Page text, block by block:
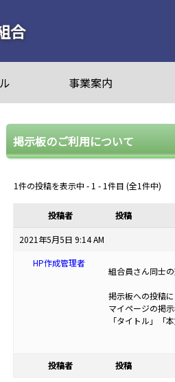
合
事業案内
掲示板のご利用について
1件の投稿を表示中 - 1 - 1件目 (全1件中)
投稿者 投稿
2021年5月5日 9:14 AM
HP作成管理者
組合員さん同士
掲示板への投稿
マイページの掲
「タイトル」「
投稿者 投稿